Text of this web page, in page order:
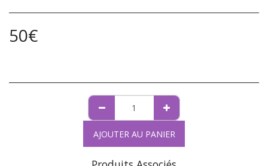
50€
AJOUTER AU PANIER